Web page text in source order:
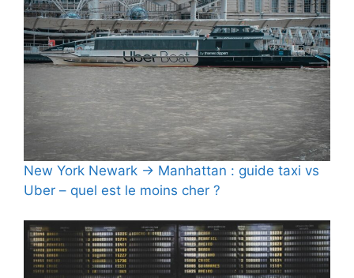
New York Newark → Manhattan : guide taxi vs
Uber – quel est le moins cher ?